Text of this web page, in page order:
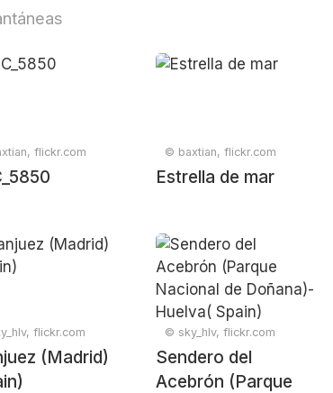
flickr.com © baxtian, flickr.com
Estrella de mar
flickr.com
(Madrid)
© sky_hlv, flickr.com
Sendero del
Acebrón (Parque